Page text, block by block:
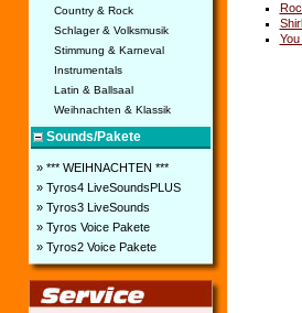
Country & Rock
Schlager & Volksmusik
Stimmung & Karneval
Instrumentals
Latin & Ballsaal
Weihnachten & Klassik
Sounds/Pakete
» *** WEIHNACHTEN ***
» Tyros4 LiveSoundsPLUS
» Tyros3 LiveSounds
» Tyros Voice Pakete
» Tyros2 Voice Pakete